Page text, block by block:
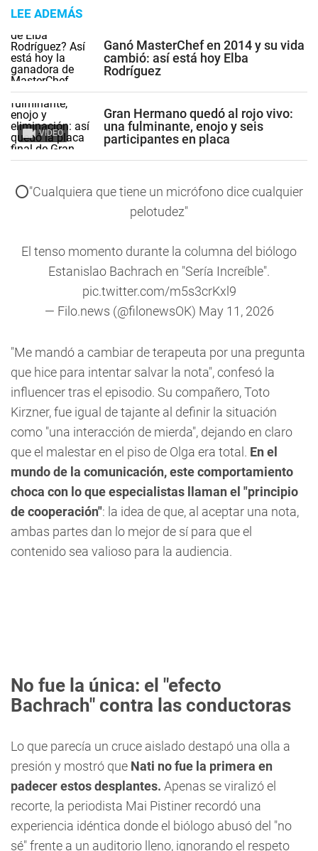
LEE ADEMÁS
Ganó MasterChef en 2014 y su vida
cambió: así está hoy Elba
Rodríguez
VIDEO
Gran Hermano quedó al rojo vivo:
una fulminante, enojo y seis
participantes en placa
⭕️"Cualquiera que tiene un micrófono dice cualquier
pelotudez"
️El tenso momento durante la columna del biólogo
Estanislao Bachrach en "Sería Increíble".
pic.twitter.com/m5s3crKxl9
— Filo.news (@filonewsOK) May 11, 2026
"Me mandó a cambiar de terapeuta por una pregunta
que hice para intentar salvar la nota", confesó la
influencer tras el episodio. Su compañero, Toto
Kirzner, fue igual de tajante al definir la situación
como "una interacción de mierda", dejando en claro
que el malestar en el piso de Olga era total. En el
mundo de la comunicación, este comportamiento
choca con lo que especialistas llaman el "principio
de cooperación": la idea de que, al aceptar una nota,
ambas partes dan lo mejor de sí para que el
contenido sea valioso para la audiencia.
No fue la única: el "efecto
Bachrach" contra las conductoras
Lo que parecía un cruce aislado destapó una olla a
presión y mostró que Nati no fue la primera en
padecer estos desplantes. Apenas se viralizó el
recorte, la periodista Mai Pistiner recordó una
experiencia idéntica donde el biólogo abusó del "no
sé" frente a un auditorio lleno, ignorando el respeto